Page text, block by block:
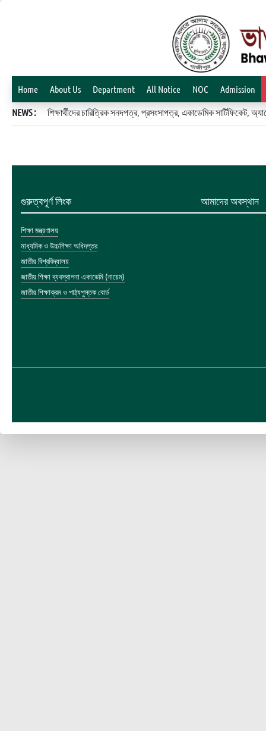
Home About Us Department All Notice NOC Admission
NEWS : শিক্ষার্থীদের চারিত্রিক সনদপত্র, প্রসংসাপত্র, একাডেমিক
গুরুত্বপূর্ণ লিংক
শিক্ষা মন্ত্রণালয়
মাধ্যমিক ও উচ্চশিক্ষা অধিদপ্তর
জাতীয় বিশ্ববিদ্যালয়
জাতীয় শিক্ষা ব্যবস্থাপনা একাডেমি (নায়েম)
জাতীয় শিক্ষাক্রম ও পাঠ্যপুস্তক বোর্ড
আমাদের অবস্থান